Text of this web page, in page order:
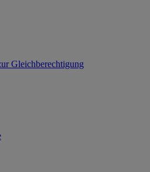
Gleichberechtigung